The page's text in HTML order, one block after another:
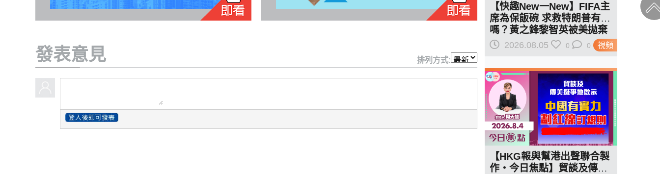
發表意見 排列方式:
視頻
【快趣New一New】FIFA主
席為保飯碗 求救特朗普有用
嗎？黃之鋒黎智英被美拋棄
給了一個答案…
2026.08.05 0 0
【HKG報與幫港出聲聯合製
作‧今日焦點】貿談及傳美